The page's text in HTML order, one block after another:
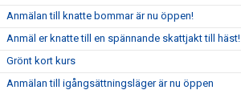
Anmälan till knatte bommar är nu öppen!
Anmäl er knatte till en spännande skattjakt till häst!
Grönt kort kurs
Anmälan till igångsättningsläger är nu öppen